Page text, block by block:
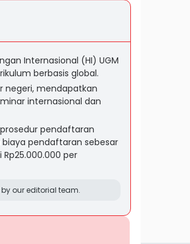
Internasional (HI) UGM
berbasis global.
negeri, mendapatkan
internasional dan
pendaftaran
biaya pendaftaran sebesar
per
our editorial team.